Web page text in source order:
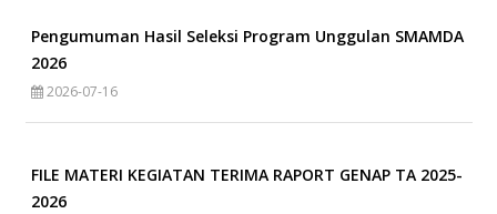
Pengumuman Hasil Seleksi Program Unggulan SMAMDA
2026
2026-07-16
FILE MATERI KEGIATAN TERIMA RAPORT GENAP TA 2025-
2026